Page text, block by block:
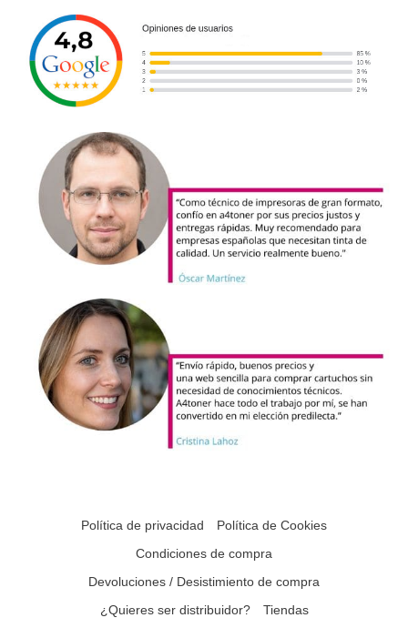
Política de privacidad
Política de Cookies
Condiciones de compra
Devoluciones / Desistimiento de compra
¿Quieres ser distribuidor?
Tiendas